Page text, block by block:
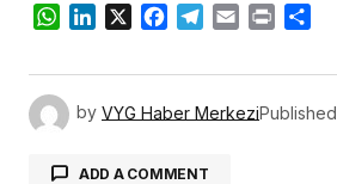
WhatsApp
LinkedIn
X Facebook
Telegram
Email Print
by VYG Haber MerkeziPublished
ADD A COMMENT